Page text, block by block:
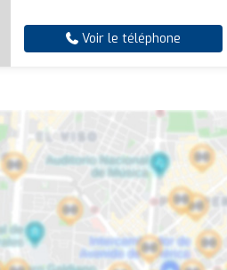
Voir le téléphone